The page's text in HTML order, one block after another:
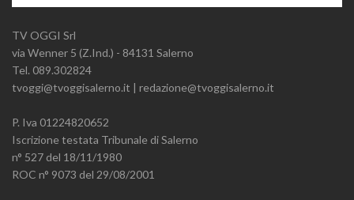
TV OGGI Srl
via Wenner 5 (Z.Ind.) - 84131 Salerno
Tel. 089.302824
tvoggi@tvoggisalerno.it | redazione@tvoggisalerno.it
P. Iva 01224820652
Iscrizione testata Tribunale di Salerno
n° 527 del 18/11/1980
ROC n° 9073 del 29/08/2001